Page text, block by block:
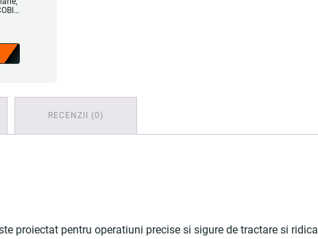
RECENZII (0)
proiectat pentru operatiuni precise si sigure de tractare si